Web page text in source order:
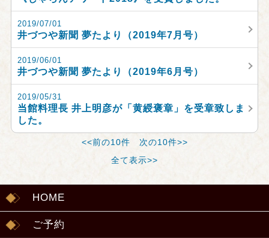
2019/07/01
井づつや新聞 夢たより（2019年7月号）
2019/06/01
井づつや新聞 夢たより（2019年6月号）
2019/05/31
当館料理長 井上明彦が「黄綬褒章」を受章致しま
した。
<<前の10件
次の10件>>
全て表示>>
HOME
ご予約